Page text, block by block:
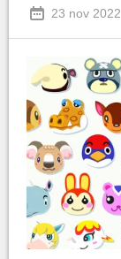
23 nov 2022